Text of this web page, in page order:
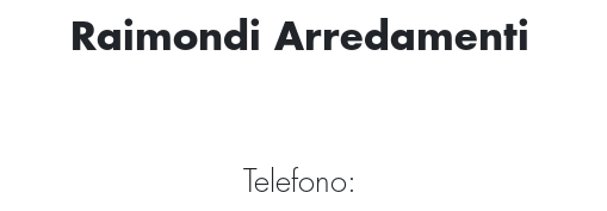
Raimondi Arredamenti
Telefono: